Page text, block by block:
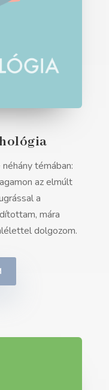
témában:
az elmúlt
a
mára
dolgozom.